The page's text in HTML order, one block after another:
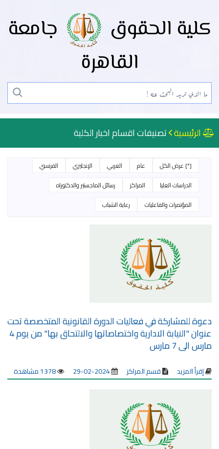
كلية الحقوق
جامعة
القاهرة
الرئيسية تصنيفات اقسام اخبار الكلية
[*] عرض الكل عام العربي الإنجليزي
الفرنسي
الدراسات العليا
المراكز
رسائل الماجستير والدكتوراه
المؤتمرات والفاعليات
رعاية الشباب
دعوة للمشاركة في فعاليات الدورة القانونية المتخصصة تحت
عنوان "النيابة الادارية واختصاصاتها والالتحاق بها" من يوم 4
مارس الى 7 مارس
إقرأ المزيد قسم المراكز 2024-02-29 1378 مشاهدة